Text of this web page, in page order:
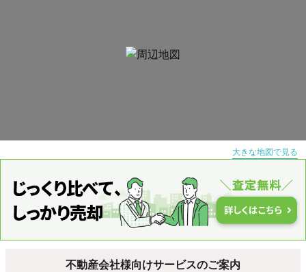
大きな地図で見る
不動産会社様向けサービスのご案内